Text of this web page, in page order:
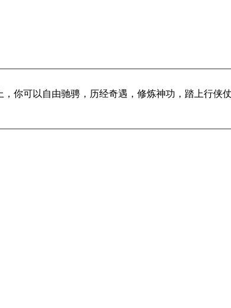
你可以自由驰骋，历经奇遇，修炼神功，踏上行侠